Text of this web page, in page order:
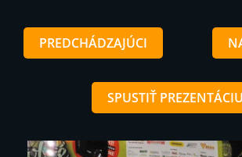
PREDCHÁDZAJÚCI
SPUSTIŤ PREZENTÁCIU